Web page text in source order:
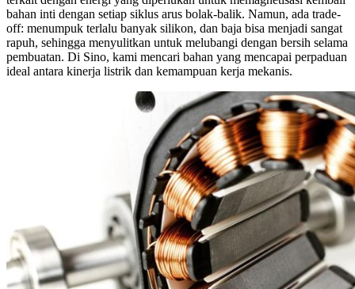
bahan inti dengan setiap siklus arus bolak-balik. Namun, ada trade-
off: menumpuk terlalu banyak silikon, dan baja bisa menjadi sangat
rapuh, sehingga menyulitkan untuk melubangi dengan bersih selama
pembuatan. Di Sino, kami mencari bahan yang mencapai perpaduan
ideal antara kinerja listrik dan kemampuan kerja mekanis.